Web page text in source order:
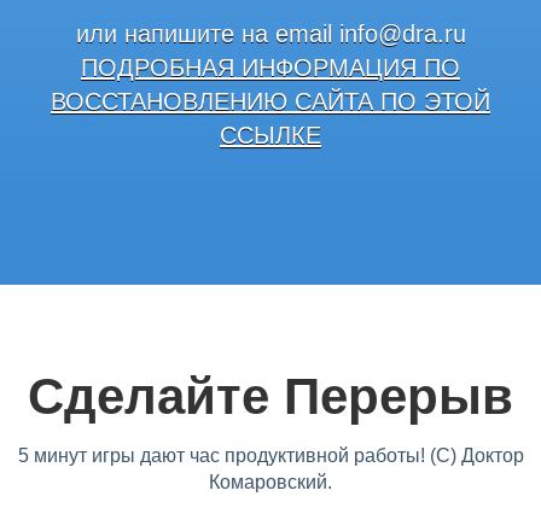
или напишите на email info@dra.ru
ПОДРОБНАЯ ИНФОРМАЦИЯ ПО
ВОССТАНОВЛЕНИЮ САЙТА ПО ЭТОЙ
ССЫЛКЕ
Сделайте Перерыв
5 минут игры дают час продуктивной работы! (С) Доктор
Комаровский.